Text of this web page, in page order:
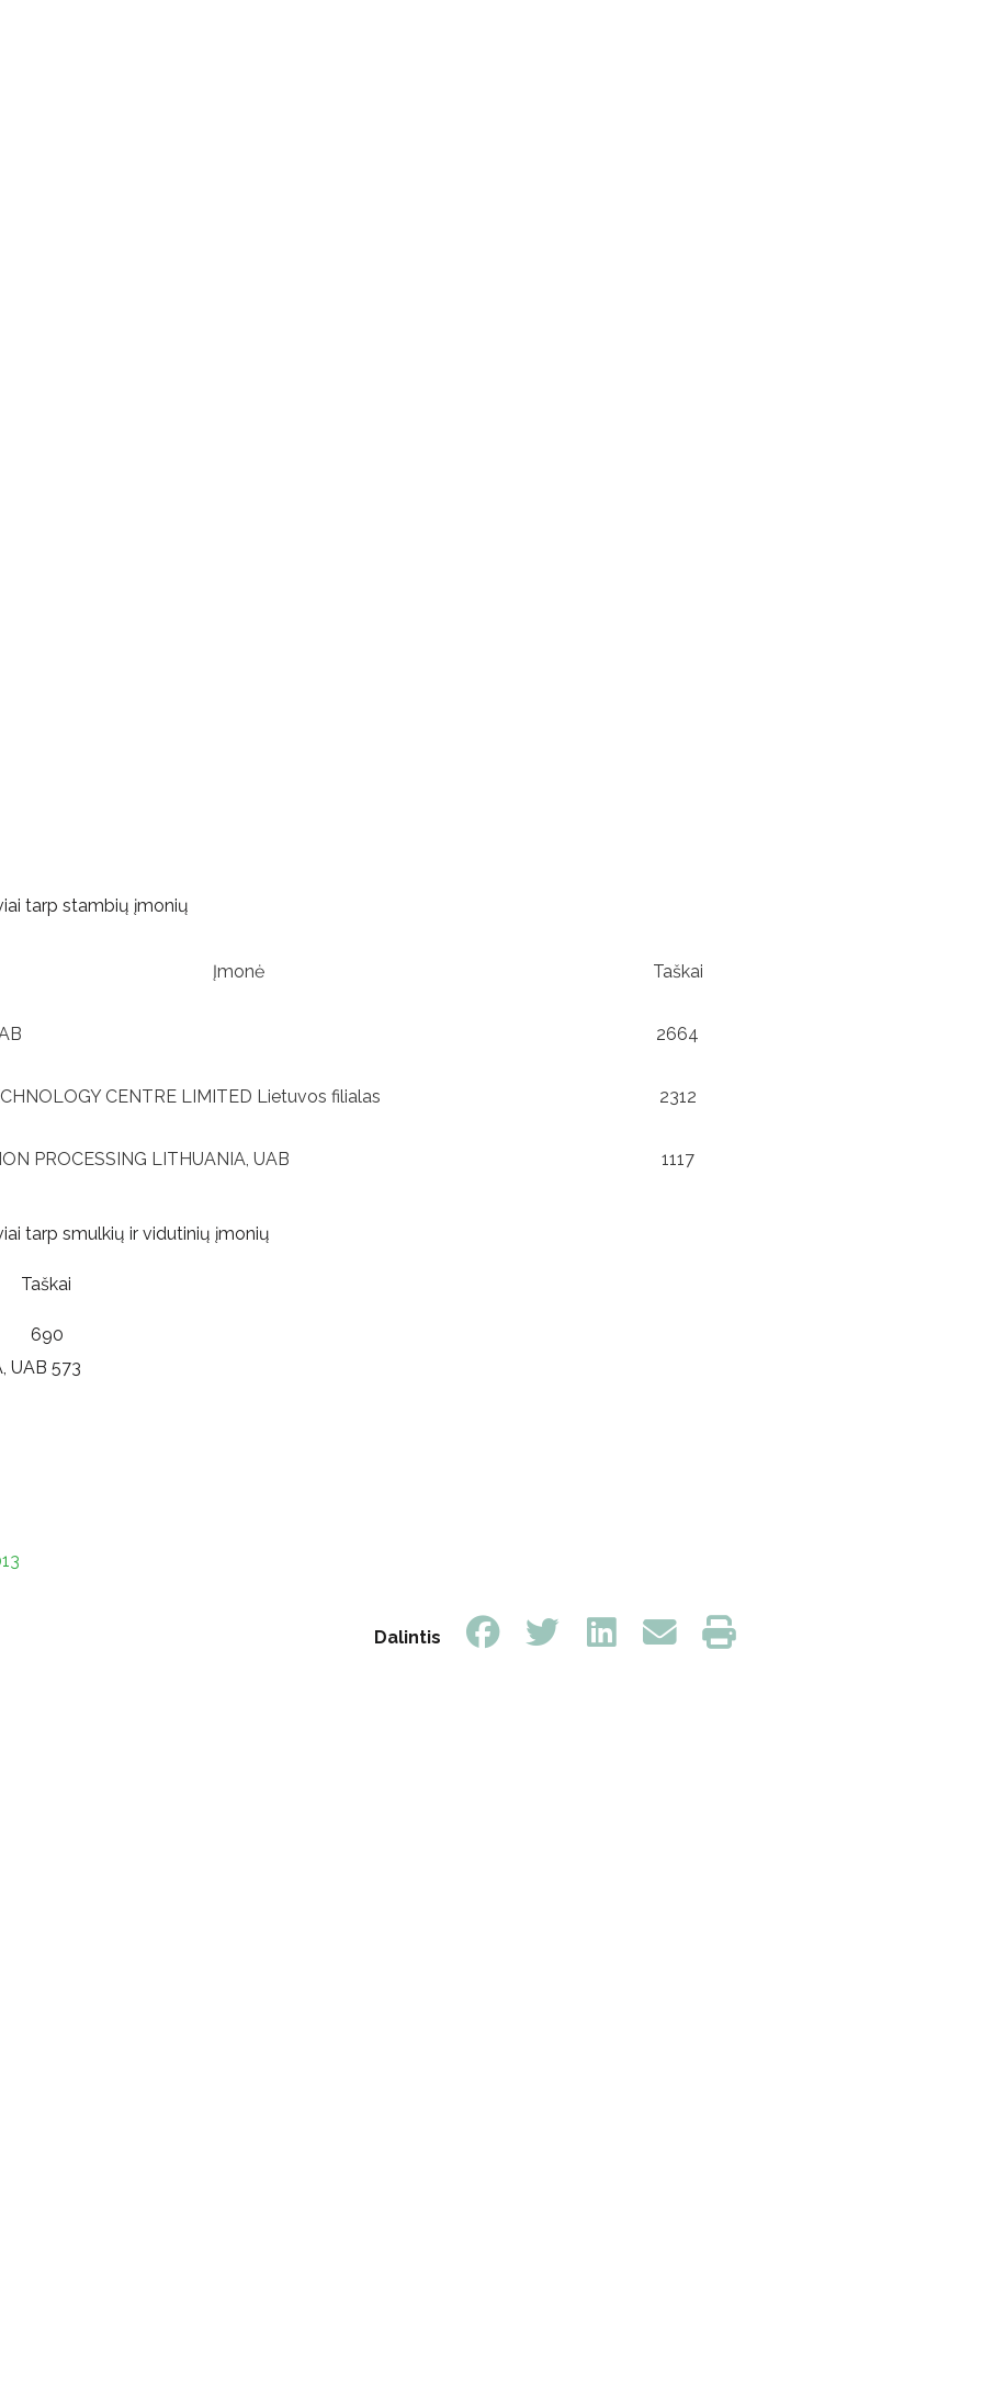
tarp stambių įmonių
Įmonė Taškai
2664
CENTRE LIMITED Lietuvos filialas 2312
PROCESSING LITHUANIA, UAB 1117
tarp smulkių ir vidutinių įmonių
690
573
Dalintis